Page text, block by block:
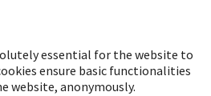
essential for the website to
ensure basic functionalities
website, anonymously.